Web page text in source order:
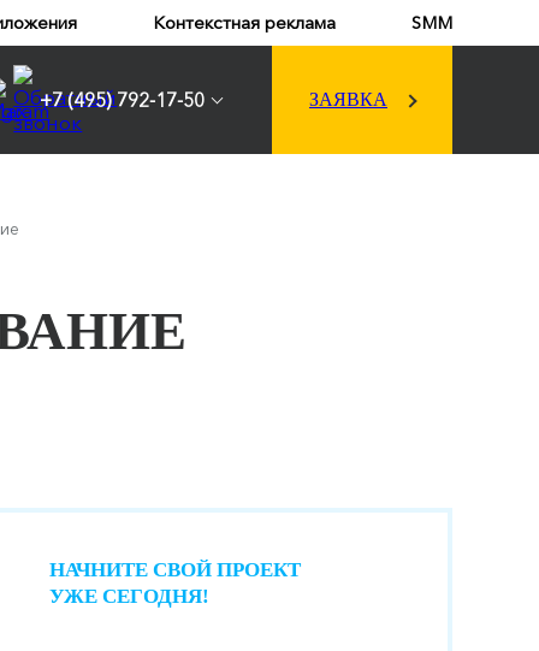
Контекстная реклама SMM
+7 (495) 792-17-50 ЗАЯВКА
НАЧНИТЕ СВОЙ ПРОЕКТ
УЖЕ СЕГОДНЯ!